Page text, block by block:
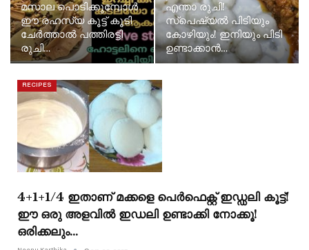
മസാല പൊടിക്കുമ്പോൾ
ഈ രഹസ്യ കൂട്ട് കൂടി
ചേർത്താൽ പത്തിരട്ടി
രുചി…
എന്താ രുചി!
സ്പെഷ്യൽ പിടിയും
കോഴിയും! ഇനിയും പിടി
ഉണ്ടാക്കാൻ…
RECIPES
4+1+1/4 ഇതാണ് മക്കളെ പെർഫെക്റ്റ് ഇഡ്ഡലി കൂട്ട്!
ഈ ഒരു അളവിൽ ഇഡലി ഉണ്ടാക്കി നോക്കൂ!
ഒരിക്കലും…